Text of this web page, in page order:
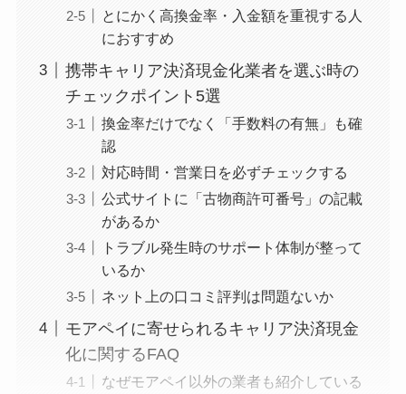
とにかく高換金率・入金額を重視する人
におすすめ
携帯キャリア決済現金化業者を選ぶ時の
チェックポイント5選
換金率だけでなく「手数料の有無」も確
認
対応時間・営業日を必ずチェックする
公式サイトに「古物商許可番号」の記載
があるか
トラブル発生時のサポート体制が整って
いるか
ネット上の口コミ評判は問題ないか
モアペイに寄せられるキャリア決済現金
化に関するFAQ
なぜモアペイ以外の業者も紹介している